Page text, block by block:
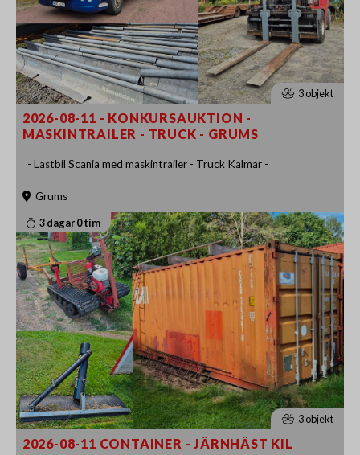
3 objekt
2026-08-11 - KONKURSAUKTION -
MASKINTRAILER - TRUCK - GRUMS
- Lastbil Scania med maskintrailer - Truck Kalmar -
Grums
3 dagar 0 tim
3 objekt
2026-08-11 CONTAINER - JÄRNHÄST KIL